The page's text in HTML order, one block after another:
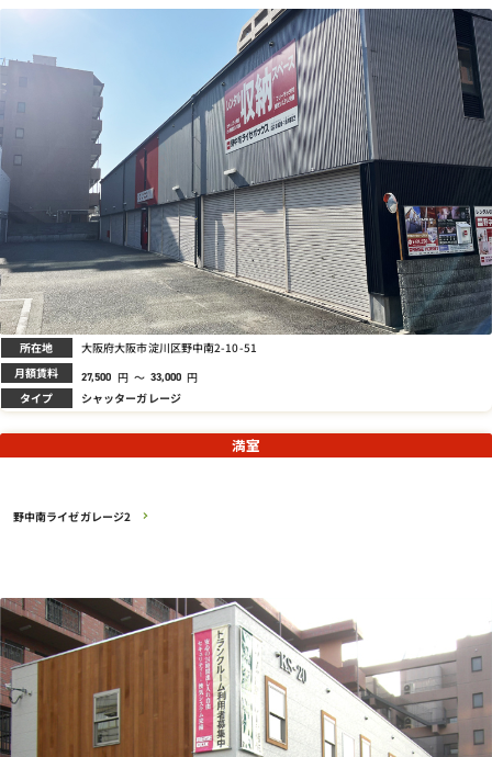
所在地 大阪府大阪市淀川区野中南2-10-51
月額賃料 27,500 円 ～ 33,000 円
タイプ シャッターガレージ
野中南ライゼガレージ2
満室